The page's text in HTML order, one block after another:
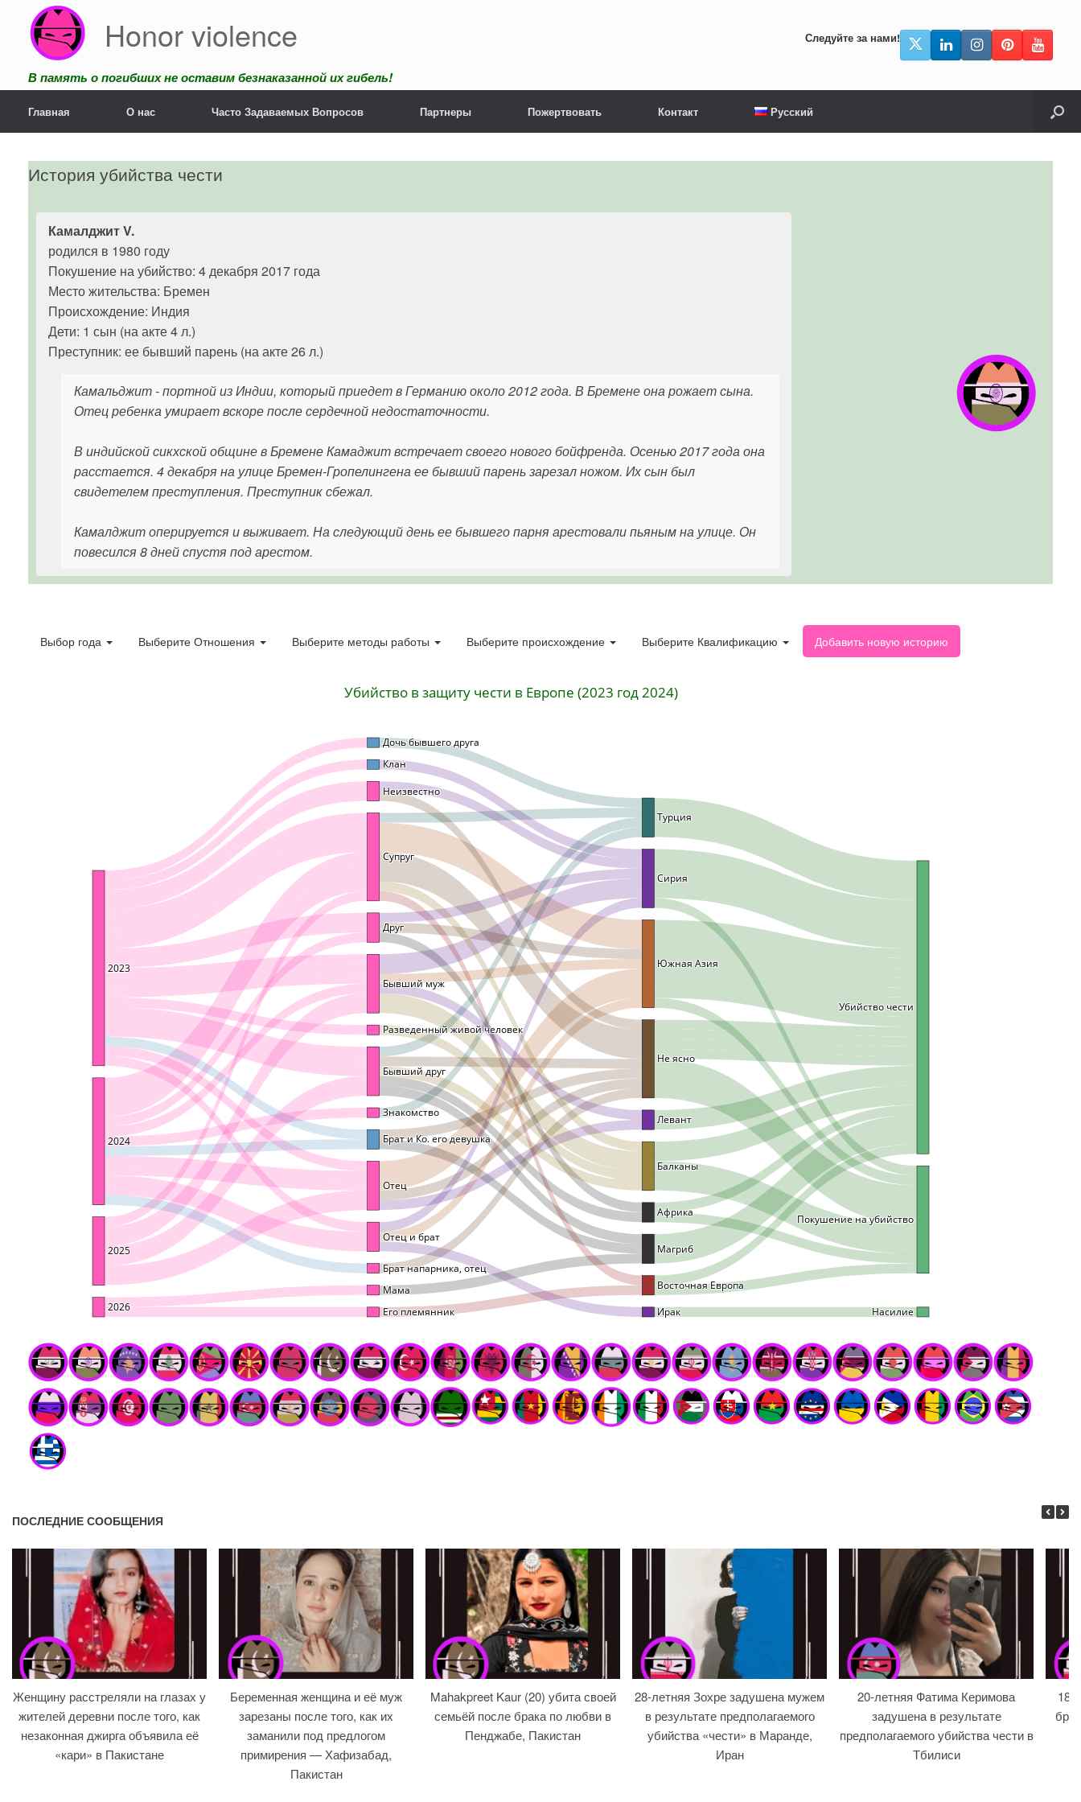
содержанию
Honor violence
В память о погибших не оставим безнаказанной их гибель!
Следуйте за нами!
Главная О нас Часто Задаваемых Вопросов Партнеры Пожертвовать Контакт Русский
История убийства чести
Камалджит V.
родился в 1980 году
Покушение на убийство: 4 декабря 2017 года
Место жительства: Бремен
Происхождение: Индия
Дети: 1 сын (на акте 4 л.)
Преступник: ее бывший парень (на акте 26 л.)
Камальджит - портной из Индии, который приедет в Германию около 2012 года. В Бремене она рожает сына.
Отец ребенка умирает вскоре после сердечной недостаточности.
В индийской сикхской общине в Бремене Камаджит встречает своего нового бойфренда. Осенью 2017 года она
расстается. 4 декабря на улице Бремен-Гропелингена ее бывший парень зарезал ножом. Их сын был
свидетелем преступления. Преступник сбежал.
Камалджит оперируется и выживает. На следующий день ее бывшего парня арестовали пьяным на улице. Он
повесился 8 дней спустя под арестом.
ПОСЛЕДНИЕ СООБЩЕНИЯ
Женщину расстреляли на глазах у
жителей деревни после того, как
незаконная джирга объявила её
«кари» в Пакистане
Беременная женщина и её муж
зарезаны после того, как их
заманили под предлогом
примирения — Хафизабад,
Пакистан
Mahakpreet Kaur (20) убита своей
семьёй после брака по любви в
Пенджабе, Пакистан
28-летняя Зохре задушена мужем
в результате предполагаемого
убийства «чести» в Маранде,
Иран
20-летняя Фатима Керимова
задушена в результате
предполагаемого убийства чести в
Тбилиси
18-